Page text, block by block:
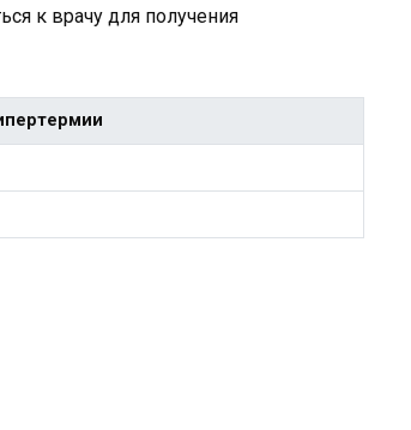
к врачу для получения